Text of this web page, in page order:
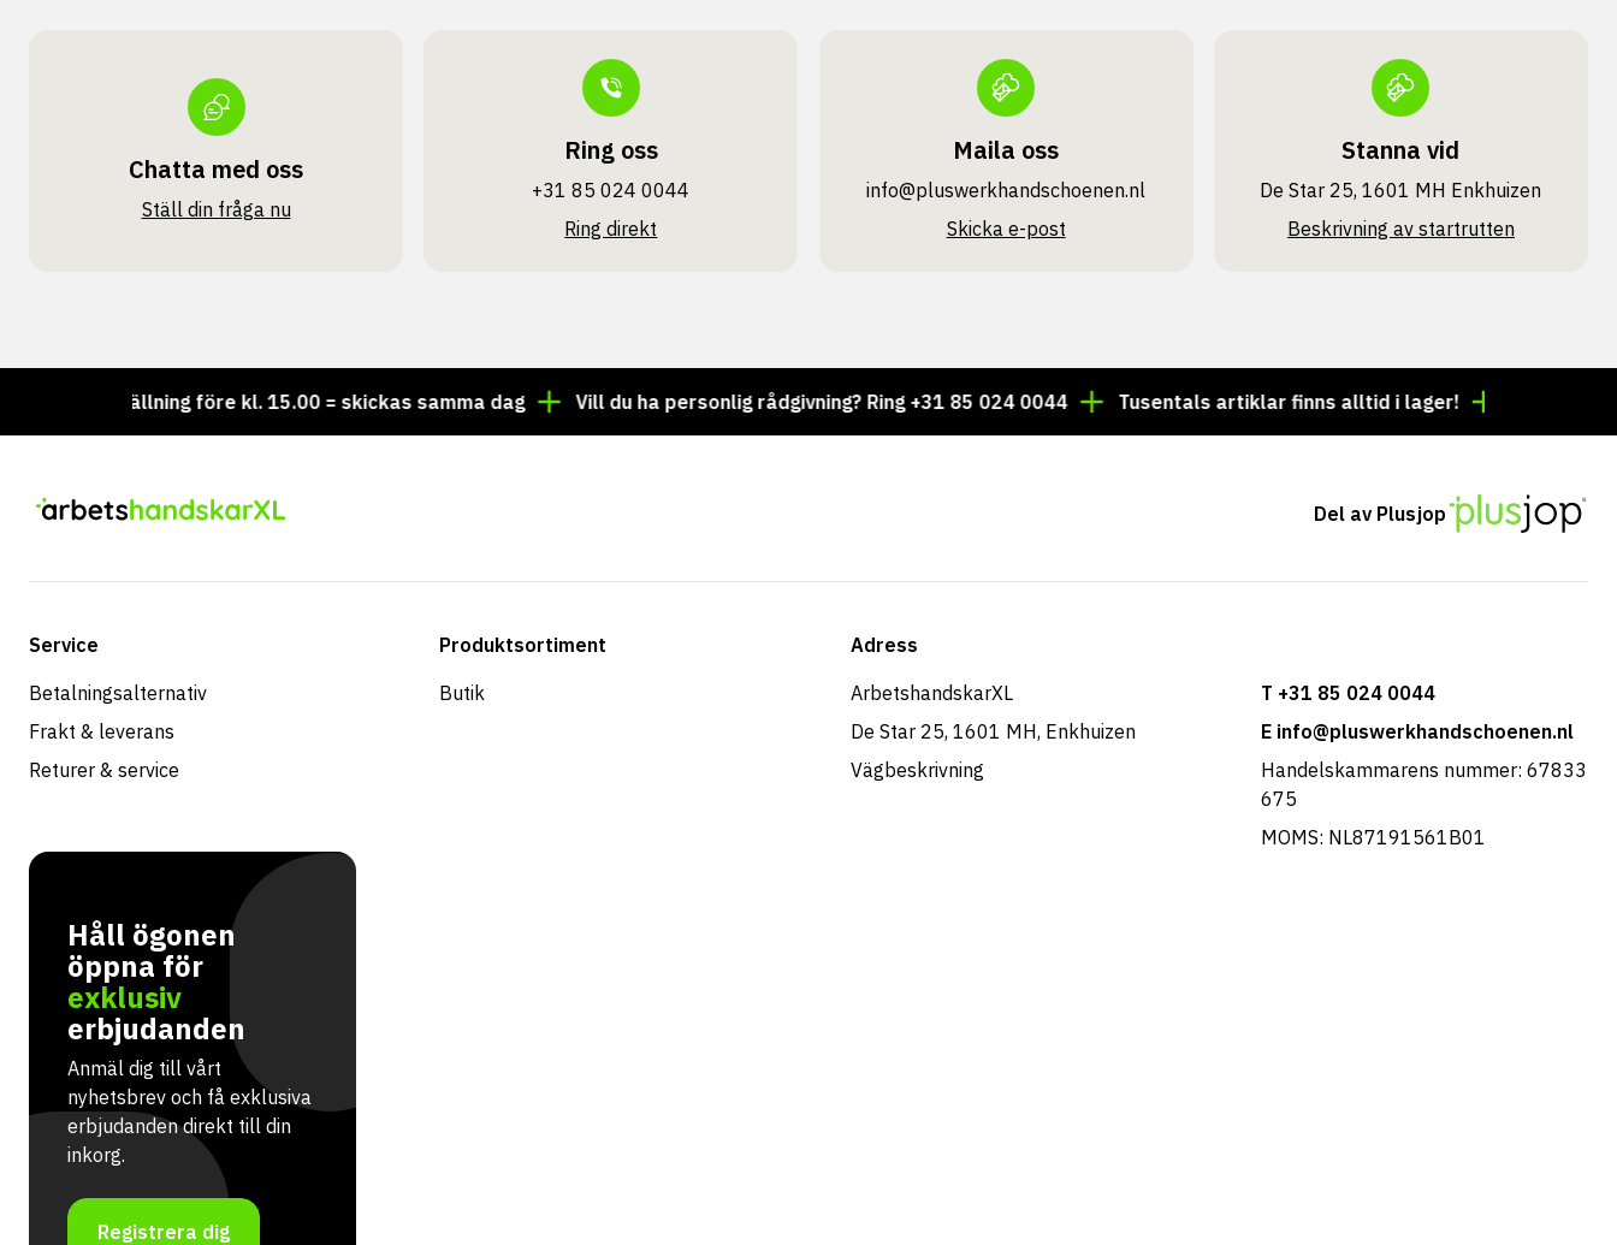
Chatta med oss
Ställ din fråga nu
Ring oss
+31 85 024 0044
Ring direkt
Maila oss
info@pluswerk­handschoenen.nl
Skicka e-post
Stanna vid
De Star 25, 1601 MH Enkhuizen
Beskrivning av startrutten
Beställning före kl. 15.00 = skickas samma dag Vill du ha personlig rådgivning? Ring +31 85 024 0044 Tusentals artiklar finns alltid i lager! Beställning före
Del av Plusjop
Service
Betalningsalternativ
Frakt & leverans
Returer & service
Produktsortiment
Butik
Adress
ArbetshandskarXL
De Star 25, 1601 MH, Enkhuizen
Vägbeskrivning
T +31 85 024 0044
E info@pluswerkhandschoenen.nl
Handelskammarens nummer: 67833
675
MOMS: NL87191561B01
Håll ögonen
öppna för
exklusiv
erbjudanden
Anmäl dig till vårt
nyhetsbrev och få exklusiva
erbjudanden direkt till din
inkorg.
Registrera dig